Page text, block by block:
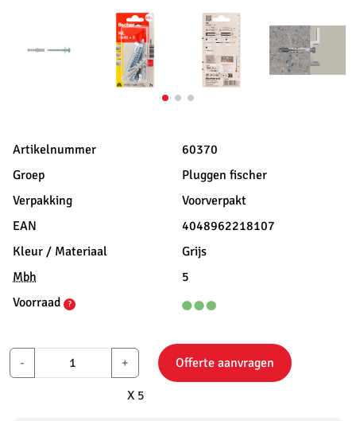
Artikelnummer
60370
Groep
Pluggen fischer
Verpakking
Voorverpakt
EAN
4048962218107
Kleur / Materiaal
Grijs
Mbh
5
Voorraad
?
- +
X 5
Offerte aanvragen